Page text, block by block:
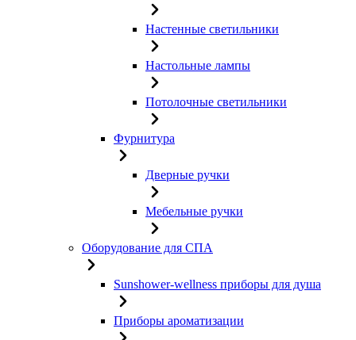
Настенные светильники
Настольные лампы
Потолочные светильники
Фурнитура
Дверные ручки
Мебельные ручки
Оборудование для СПА
Sunshower-wellness приборы для душа
Приборы ароматизации